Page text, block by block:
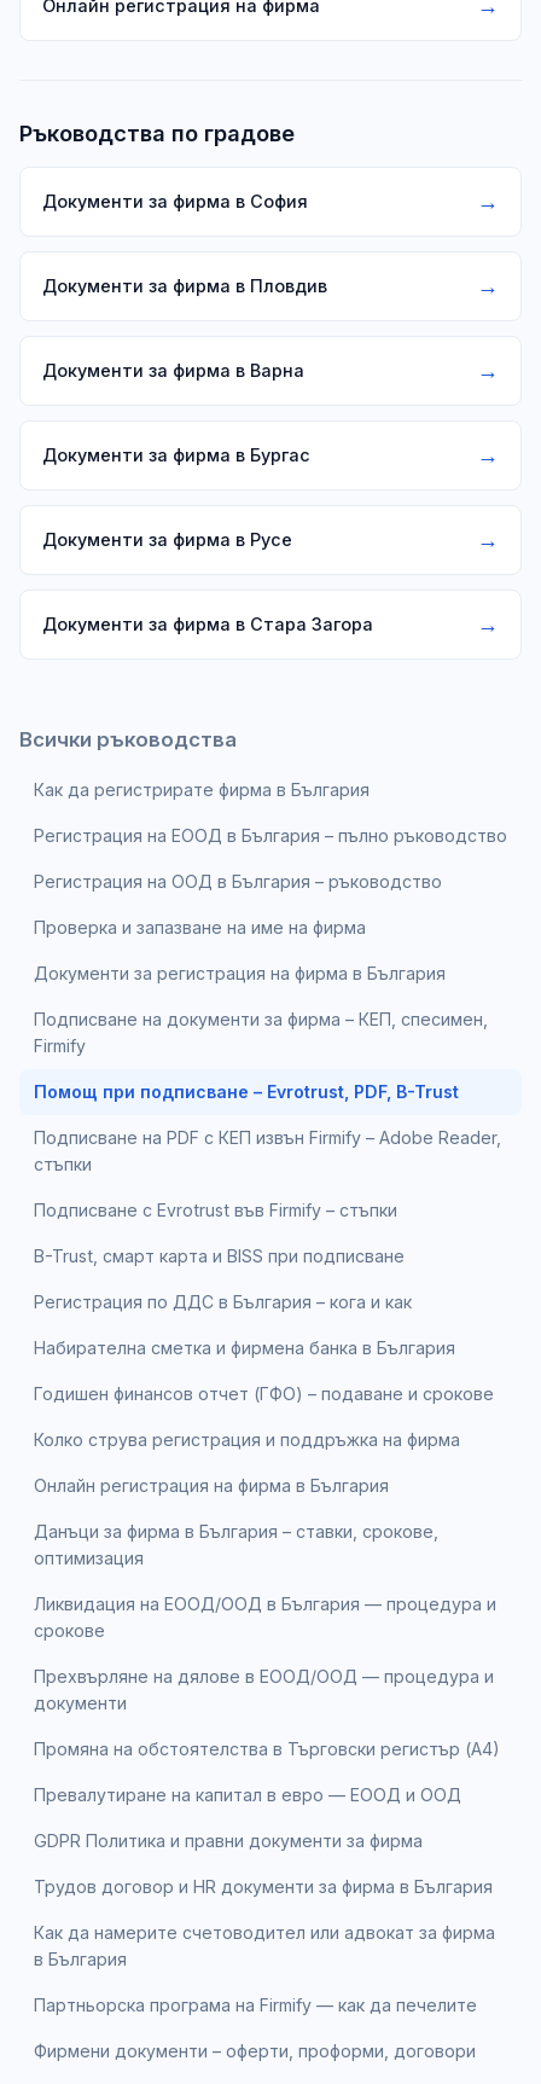
Онлайн регистрация на фирма
Ръководства по градове
Документи за фирма в София →
Документи за фирма в Пловдив →
Документи за фирма в Варна →
Документи за фирма в Бургас →
Документи за фирма в Русе →
Документи за фирма в Стара Загора →
Всички ръководства
Как да регистрирате фирма в България
Регистрация на ЕООД в България – пълно ръководство
Регистрация на ООД в България – ръководство
Проверка и запазване на име на фирма
Документи за регистрация на фирма в България
Подписване на документи за фирма – КЕП, спесимен,
Firmify
Помощ при подписване – Evrotrust, PDF, B-Trust
Подписване на PDF с КЕП извън Firmify – Adobe Reader,
стъпки
Подписване с Evrotrust във Firmify – стъпки
B-Trust, смарт карта и BISS при подписване
Регистрация по ДДС в България – кога и как
Набирателна сметка и фирмена банка в България
Годишен финансов отчет (ГФО) – подаване и срокове
Колко струва регистрация и поддръжка на фирма
Онлайн регистрация на фирма в България
Данъци за фирма в България – ставки, срокове,
оптимизация
Ликвидация на ЕООД/ООД в България — процедура и
срокове
Прехвърляне на дялове в ЕООД/ООД — процедура и
документи
Промяна на обстоятелства в Търговски регистър (А4)
Превалутиране на капитал в евро — ЕООД и ООД
GDPR Политика и правни документи за фирма
Трудов договор и HR документи за фирма в България
Как да намерите счетоводител или адвокат за фирма
в България
Партньорска програма на Firmify — как да печелите
Фирмени документи – оферти, проформи, договори